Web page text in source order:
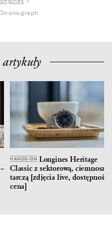
artykuły
HANDS-ON Longines Heritage
Classic z sektorową,
tarczą [zdjęcia live, dostępność,
cena]